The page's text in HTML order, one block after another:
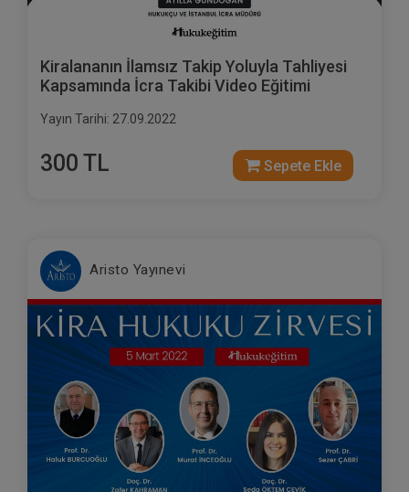
Kiralananın İlamsız Takip Yoluyla Tahliyesi
Kapsamında İcra Takibi Video Eğitimi
Yayın Tarihi: 27.09.2022
300 TL Sepete Ekle
Aristo Yayınevi